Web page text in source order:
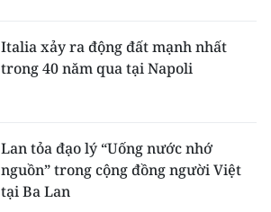
Italia xảy ra động đất mạnh nhất
trong 40 năm qua tại Napoli
Lan tỏa đạo lý “Uống nước nhớ
nguồn” trong cộng đồng người Việt
tại Ba Lan